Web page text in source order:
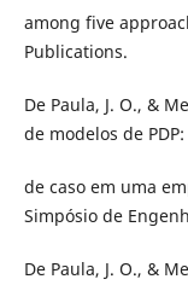
among five
Publications.
De Paula, J. O., &
de modelos de
de caso em uma
Simpósio de
De Paula, J. O., &